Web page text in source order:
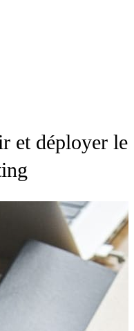
et déployer le